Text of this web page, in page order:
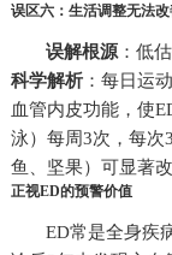
误区六：生活调整无法
误解根源 ：低
科学解析：每日运
血管内皮功能，使
泳）每周3次，每次
鱼、坚果）可显著
正视ED的预警价值
ED常是全身疾